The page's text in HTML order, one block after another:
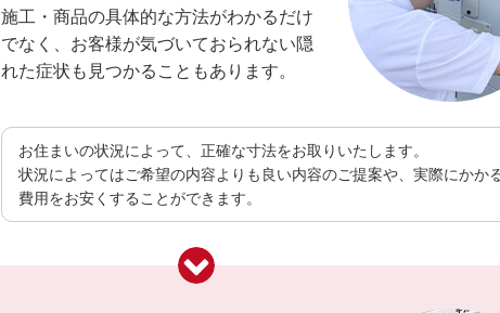
施工・商品の具体的な方法がわかるだけ
でなく、お客様が気づいておられない隠
れた症状も見つかることもあります。
お住まいの状況によって、正確な寸法をお取りいたします。
状況によってはご希望の内容よりも良い内容のご提案や、実際にかか
費用をお安くすることができます。